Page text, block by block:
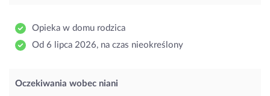
Opieka w domu rodzica
Od 6 lipca 2026, na czas nieokreślony
Oczekiwania wobec niani